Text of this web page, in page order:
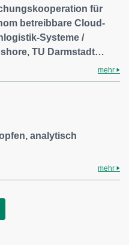
für
betreibbare Cloud-
Systeme /
TU Darmstadt…
mehr
analytisch
mehr